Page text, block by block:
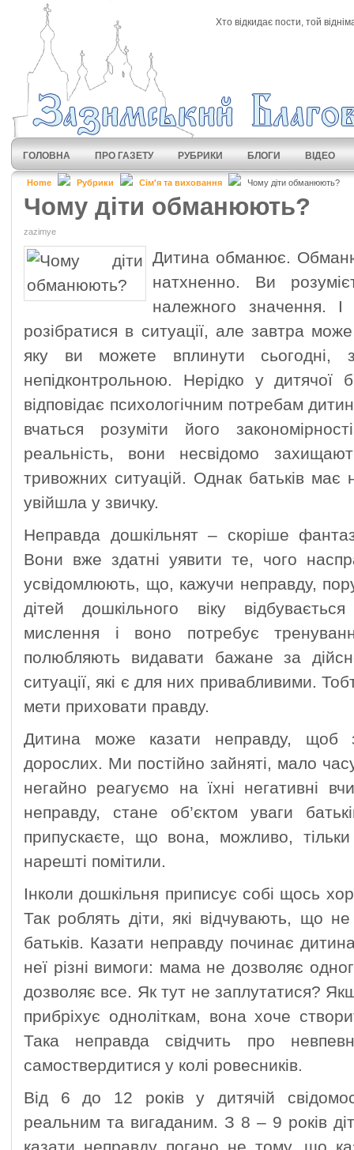
Хто відкидає пости, той
ГОЛОВНА ПРО ГАЗЕТУ РУБРИКИ БЛОГИ ВІДЕО
Home Рубрики Сім'я та виховання Чому діти обманюють?
Чому діти обманюють?
zazimye
Дитина обманює.
натхненно. Ви
належного значення.
розібратися в ситуації, але завтра
яку ви можете вплинути сьогодні,
непідконтрольною. Нерідко у дитячої
відповідає психологічним потребам
вчаться розуміти його
реальність, вони несвідомо
тривожних ситуацій. Однак батьків
увійшла у звичку.
Неправда дошкільнят – скоріше
Вони вже здатні уявити те, чого
усвідомлюють, що, кажучи неправду,
дітей дошкільного віку
мислення і воно потребує
полюбляють видавати бажане за
ситуації, які є для них привабливими.
мети приховати правду.
Дитина може казати неправду, щоб
дорослих. Ми постійно зайняті, мало
негайно реагуємо на їхні негативні
неправду, стане об’єктом уваги
припускаєте, що вона, можливо,
нарешті помітили.
Інколи дошкільня приписує собі щось
Так роблять діти, які відчувають, що
батьків. Казати неправду починає
неї різні вимоги: мама не дозволяє
дозволяє все. Як тут не заплутатися?
прибріхує одноліткам, вона хоче
Така неправда свідчить про
самоствердитися у колі ровесників.
Від 6 до 12 років у дитячій
реальним та вигаданим. З 8 – 9 років